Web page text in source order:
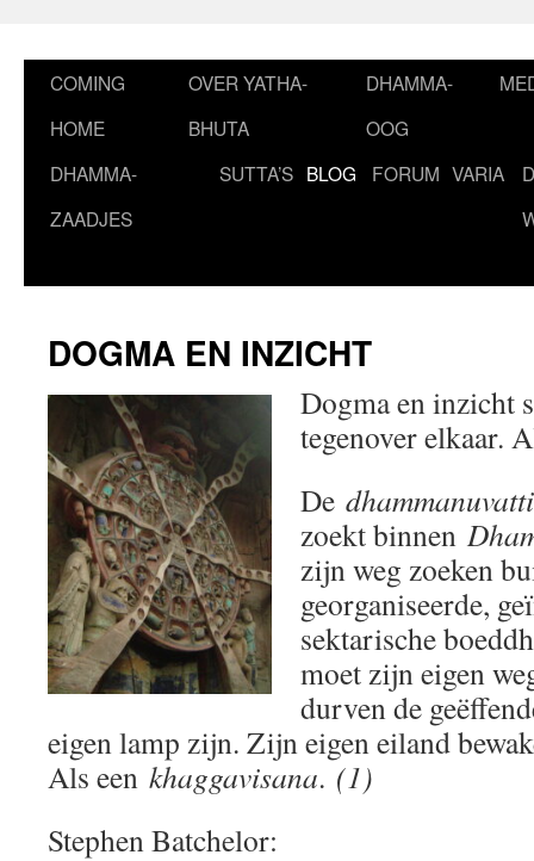
COMING
HOME
OVER YATHA-
BHUTA
DHAMMA-
OOG
DHAMMA-
ZAADJES
SUTTA’S BLOG FORUM VARIA
DOGMA EN INZICHT
Dogma en inzicht
tegenover elkaar.
De dhammanuvatti
zoekt binnen
zijn weg zoeken
georganiseerde,
sektarische
moet zijn eigen
durven de
eigen lamp zijn. Zijn eigen eiland
Als een khaggavisana. (1)
Stephen Batchelor: